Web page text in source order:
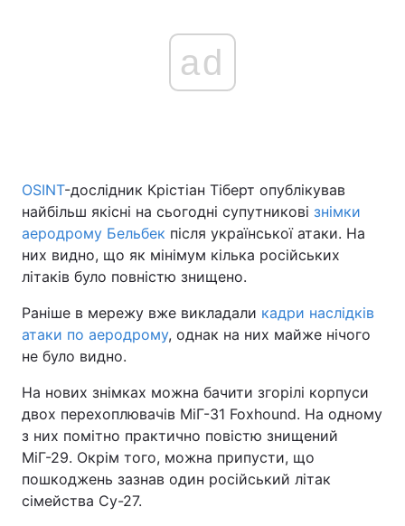
Україна Політика
Світ
Спорт Наука
Техно і зв'язок
Зброя Інциденти
Цікавинки Погода
Екологія Регіони
Лонгріди
ad
OSINT-дослідник Крістіан Тіберт опублікував
найбільш якісні на сьогодні супутникові знімки
аеродрому Бельбек після української атаки. На
них видно, що як мінімум кілька російських
літаків було повністю знищено.
Раніше в мережу вже викладали кадри наслідків
атаки по аеродрому, однак на них майже нічого
не було видно.
На нових знімках можна бачити згорілі корпуси
двох перехоплювачів МіГ-31 Foxhound. На одному
з них помітно практично повістю знищений
МіГ-29. Окрім того, можна припусти, що
пошкоджень зазнав один російський літак
сімейства Су-27.